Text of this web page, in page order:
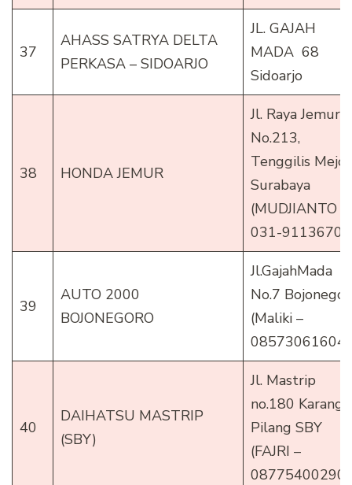
37
AHASS SATRYA DELTA
PERKASA – SIDOARJO
JL. GAJAH
MADA 68
Sidoarjo
38 HONDA JEMUR
Jl. Raya
No.213,
Tenggilis
Surabaya
(MUDJIANTO –
031-
39
AUTO 2000
BOJONEGORO
Jl.GajahMada
No.7
(Maliki –
40
DAIHATSU MASTRIP
(SBY)
Jl. Mastrip
no.180 Karang
Pilang SBY
(FAJRI –